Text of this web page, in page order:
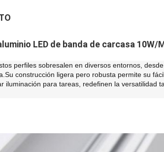
LED de banda de carcasa
perfiles sobresalen en diversos entornos,
construcción ligera pero robusta permite su
iluminación para tareas, redefinen la versatilidad